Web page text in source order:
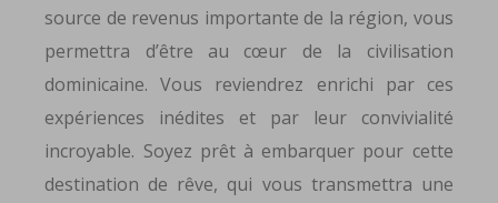
source de revenus importante de la région, vous
permettra d’être au cœur de la civilisation
dominicaine. Vous reviendrez enrichi par ces
expériences inédites et par leur convivialité
incroyable. Soyez prêt à embarquer pour cette
destination de rêve, qui vous transmettra une